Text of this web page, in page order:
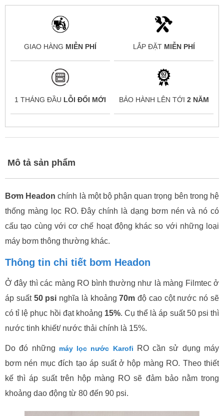
GIAO HÀNG MIỄN PHÍ LẮP ĐẶT MIỄN PHÍ
1 THÁNG ĐẦU LỖI ĐỔI MỚI BẢO HÀNH LÊN TỚI 2 NĂM
Mô tả sản phẩm
Bơm Headon chính là một bộ phận quan trọng bên trong hệ
thống màng lọc RO. Đây chính là dạng bơm nén và nó có
cấu tạo cùng với cơ chế hoạt động khác so với những loại
máy bơm thông thường khác.
Thông tin chi tiết bơm Headon
Ở đây thì các màng RO bình thường như là màng Filmtec ở
áp suất 50 psi nghĩa là khoảng 70m độ cao cột nước nó sẽ
có tỉ lệ phục hồi đạt khoảng 15%. Cụ thể là áp suất 50 psi thì
nước tinh khiết/ nước thải chính là 15%.
Do đó những máy lọc nước Karofi RO cần sử dụng máy
bơm nén mục đích tạo áp suất ở hộp màng RO. Theo thiết
kế thì áp suất trên hộp màng RO sẽ đảm bảo nằm trong
khoảng dao động từ 80 đến 90 psi.